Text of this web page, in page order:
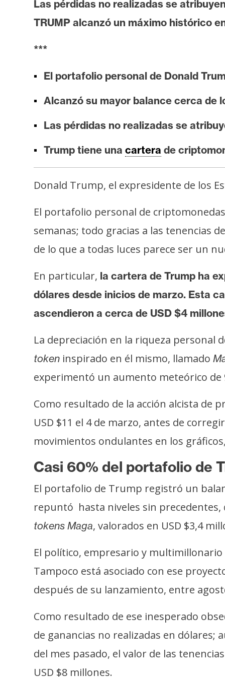
i
s
s
o
a
d
e
r
e
n
s
a
T
e
m
s
R
c
r
s
s
C
n
a
c
t
y
u
b
Las pérdidas no realizadas se
TRUMP alcanzó un máximo histórico
***
El portafolio personal de Donald
Alcanzó su mayor balance cerca de
Las pérdidas no realizadas se
Trump tiene una cartera de
Donald Trump, el expresidente de los
El portafolio personal de
semanas; todo gracias a las tenencias
de lo que a todas luces parece ser un
En particular, la cartera de Trump ha
dólares desde inicios de marzo. Esta
ascendieron a cerca de USD $4
La depreciación en la riqueza
token inspirado en él mismo, llamado
experimentó un aumento meteórico
Como resultado de la acción alcista de
USD $11 el 4 de marzo, antes de
movimientos ondulantes en los
Casi 60% del portafolio de
El portafolio de Trump registró un
repuntó hasta niveles sin
tokens Maga, valorados en USD $3,4
El político, empresario y
Tampoco está asociado con ese
después de su lanzamiento, entre
Como resultado de ese inesperado
de ganancias no realizadas en dólares;
del mes pasado, el valor de las
USD $8 millones.